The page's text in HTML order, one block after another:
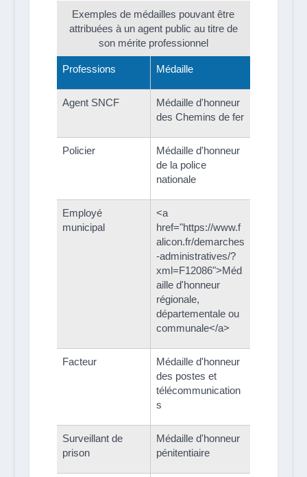
Exemples de médailles pouvant être
attribuées à un agent public au titre de
son mérite professionnel
Professions Médaille
Agent SNCF
Médaille d'honneur
des Chemins de fer
Policier
Médaille d'honneur
de la police
nationale
Employé
municipal
<a
href="https://www.f
alicon.fr/demarches
-administratives/?
xml=F12086">Méd
aille d'honneur
régionale,
départementale ou
communale</a>
Facteur
Médaille d'honneur
des postes et
télécommunication
s
Surveillant de
prison
Médaille d'honneur
pénitentiaire